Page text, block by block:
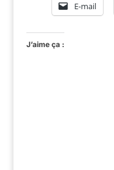
E-mail
J’aime ça :